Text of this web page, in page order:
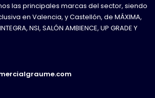
las principales marcas del sector, siendo
en Valencia, y Castellón, de MÁXIMA,
NSI, SALÓN AMBIENCE, UP GRADE Y